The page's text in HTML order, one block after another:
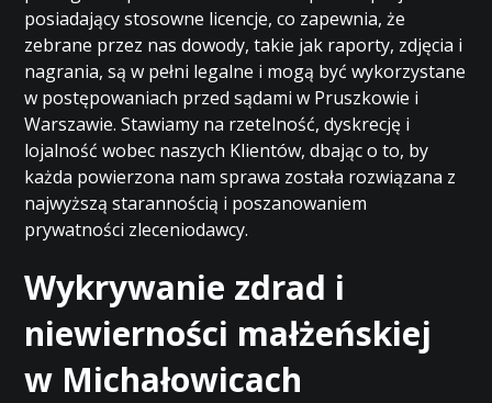
posiadający stosowne licencje, co zapewnia, że
zebrane przez nas dowody, takie jak raporty, zdjęcia i
nagrania, są w pełni legalne i mogą być wykorzystane
w postępowaniach przed sądami w Pruszkowie i
Warszawie. Stawiamy na rzetelność, dyskrecję i
lojalność wobec naszych Klientów, dbając o to, by
każda powierzona nam sprawa została rozwiązana z
najwyższą starannością i poszanowaniem
prywatności zleceniodawcy.
Wykrywanie zdrad i
niewierności małżeńskiej
w Michałowicach